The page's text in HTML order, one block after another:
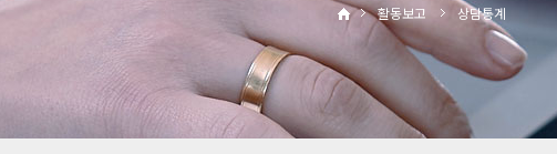
관련기관
활동보고 상담통계